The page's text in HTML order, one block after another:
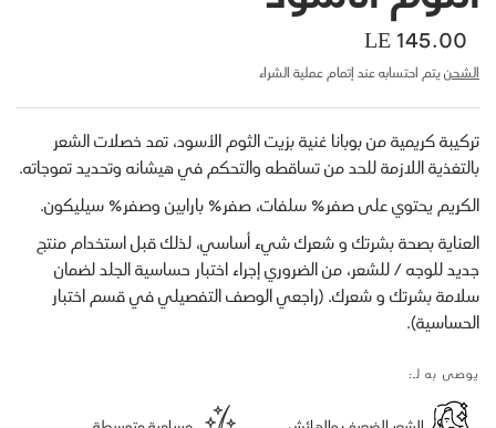
LE 145.00
الشحنيتم احتسابه عند إتمام عملية الشراء
تركيبة كريمية من بوبانا غنية بزيت الثوم الأسود، تمد خصلات الشعر
بالتغذية اللازمة للحد من تساقطه والتحكم في هيشانه وتحديد تموجاته.
الكريم يحتوي على صفر% سلفات، صفر% بارابين وصفر% سيليكون.
العناية بصحة بشرتك و شعرك شيء أساسي، لذلك قبل استخدام منتج
جديد للوجه / للشعر، من الضروري إجراء اختبار حساسية الجلد لضمان
سلامة بشرتك و شعرك. (راجعي الوصف التفصيلي في قسم اختبار
الحساسية).
يوصى به لـ: